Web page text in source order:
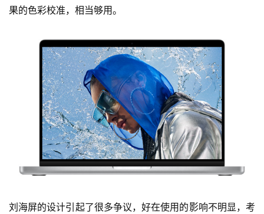
果的色彩校准，相当够用。
刘海屏的设计引起了很多争议，好在使用的影响不明显，考